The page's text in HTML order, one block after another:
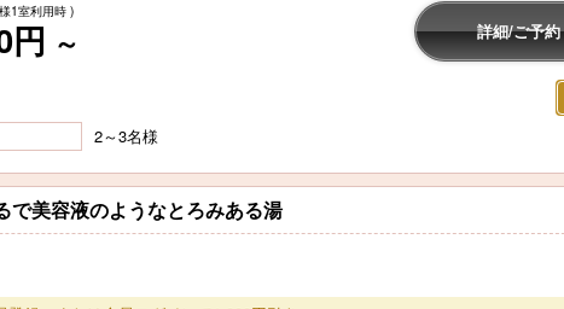
1室利用時 )
円 ～ 詳細/ご予約
2～3名様
美容液のようなとろみある湯